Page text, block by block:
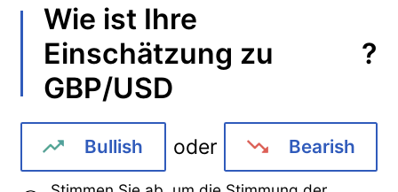
Wie ist Ihre
Einschätzung zu
GBP/USD
?
Bullish oder Bearish